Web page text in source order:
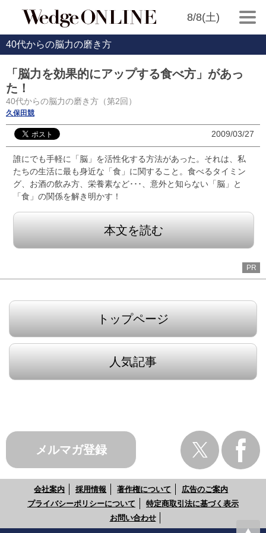
8/8(土)
40代からの脳力の磨き方
「脳力を効果的にアップする食べ方」があっ
た！
40代からの脳力の磨き方（第2回）
久保田競
2009/03/27
誰にでも手軽に「脳」を活性化する方法があった。それは、私
たちの生活に最も身近な「食」に関すること。食べるタイミン
グ、お酒の飲み方、栄養素など･･･、意外と知らない「脳」と
「食」の関係を解き明かす！
本文を読む
PR
トップページ
人気記事
メルマガ登録
会社案内 採用情報 著作権について
広告のご案内
プライバシーポリシーについて
特定商取引法に基づく表示
お問い合わせ